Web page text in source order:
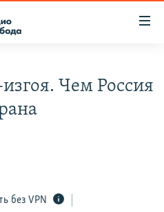
Чем Россия
без VPN